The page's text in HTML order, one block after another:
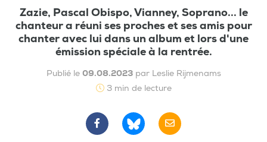
Zazie, Pascal Obispo, Vianney, Soprano... le
chanteur a réuni ses proches et ses amis pour
chanter avec lui dans un album et lors d'une
émission spéciale à la rentrée.
Publié le 09.08.2023 par Leslie Rijmenams
3 min de lecture